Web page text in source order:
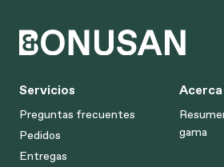
Servicios
Preguntas frecuentes
Pedidos
Entregas
gama